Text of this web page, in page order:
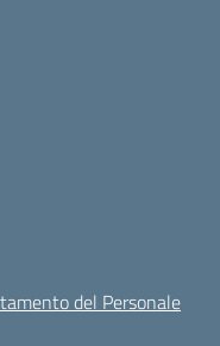
del Personale